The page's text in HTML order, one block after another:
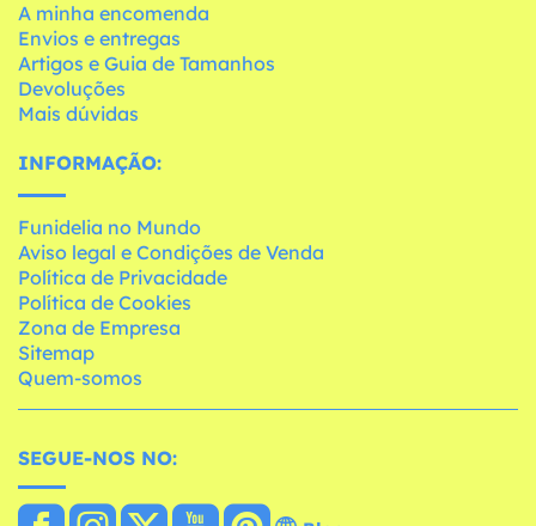
A minha encomenda
Envios e entregas
Artigos e Guia de Tamanhos
Devoluções
Mais dúvidas
INFORMAÇÃO:
Funidelia no Mundo
Aviso legal e Condições de Venda
Política de Privacidade
Política de Cookies
Zona de Empresa
Sitemap
Quem-somos
SEGUE-NOS NO: